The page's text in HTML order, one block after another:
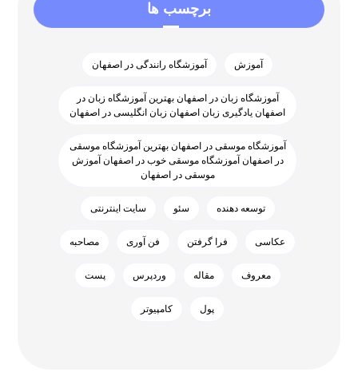
برچسب ها
آموزش آموزشگاه رانندگی در اصفهان
آموزشگاه زبان در اصفهان بهترین آموزشگاه زبان در
اصفهان یادگیری زبان اصفهان زبان انگلیسی در اصفهان
آموزشگاه موسقی در اصفهان بهترین آموزشگاه موسقی
در اصفهان آموزشگاه موسقی خوب در اصفهان آموزش
موسقی در اصفهان
توسعه دهنده سئو سایت اینترنتی
عکاسی فرا گرفتن فن آوری مصاحبه
معروف مقاله وردپرس پست
پول کامپیوتر